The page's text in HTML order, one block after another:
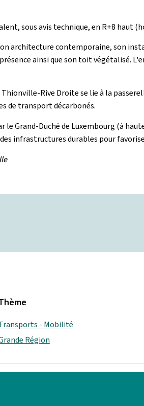
sous avis technique, en R+8 haut
architecture contemporaine, son
ainsi que son toit végétalisé.
Rive Droite se lie à la
de transport décarbonés.
Grand-Duché de Luxembourg (à
infrastructures durables pour
- Mobilité
Région